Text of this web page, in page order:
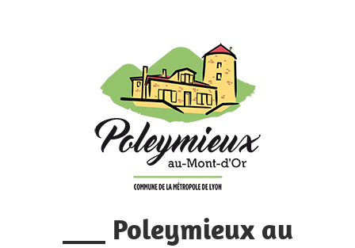
___ Poleymieux au